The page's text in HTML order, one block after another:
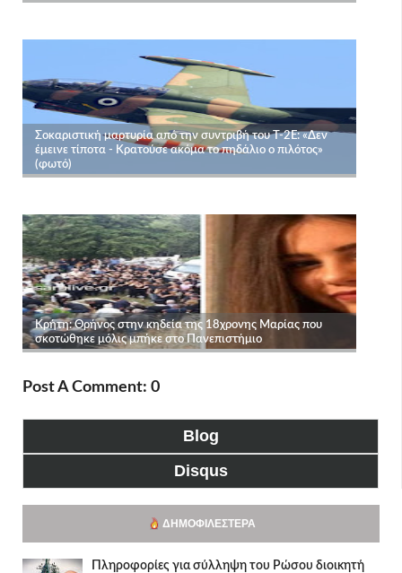
Post A Comment: 0
Blog
Disqus
ΔΗΜΟΦΙΛΈΣΤΕΡΑ
Πληροφορίες για σύλληψη του Ρώσου διοικητή